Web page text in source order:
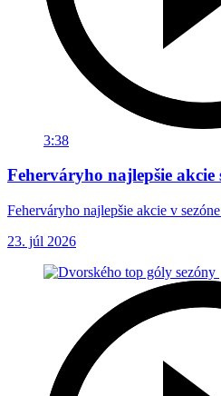
3:38
Feherváryho najlepšie akcie
Feherváryho najlepšie akcie v
23. júl 2026